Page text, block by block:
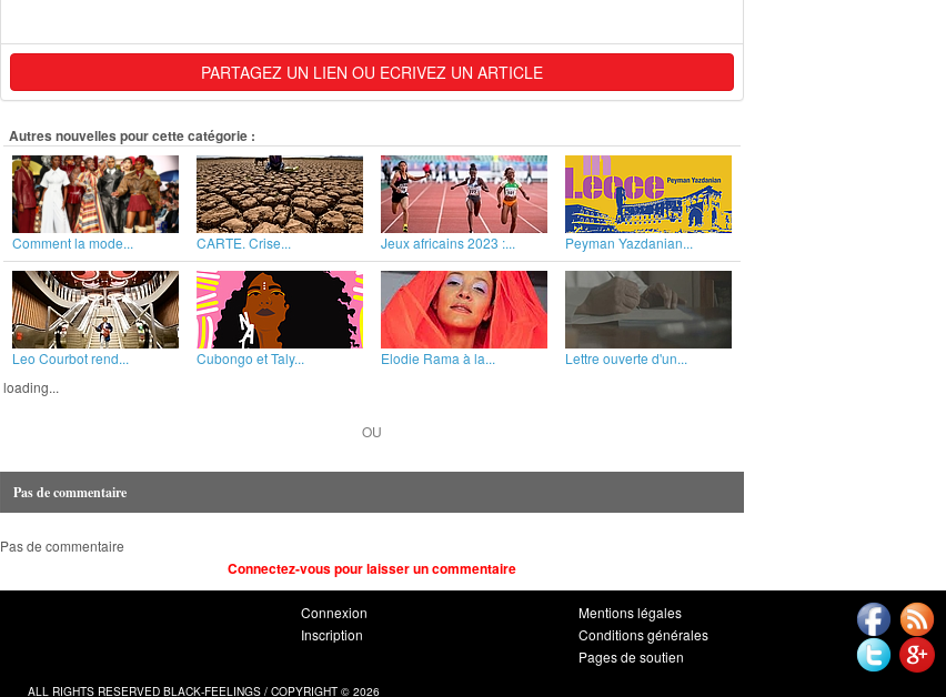
PARTAGEZ UN LIEN OU ECRIVEZ UN ARTICLE
Autres nouvelles pour cette catégorie :
Comment la mode... CARTE. Crise... Jeux africains 2023 :... Peyman Yazdanian...
Leo Courbot rend... Cubongo et Taly... Elodie Rama à la...
Lettre ouverte d'un...
loading...
OU
Pas de commentaire
Pas de commentaire
Connectez-vous pour laisser un commentaire
Connexion
Inscription
Mentions légales
Conditions générales
Pages de soutien
ALL RIGHTS RESERVED BLACK-FEELINGS / COPYRIGHT © 2026